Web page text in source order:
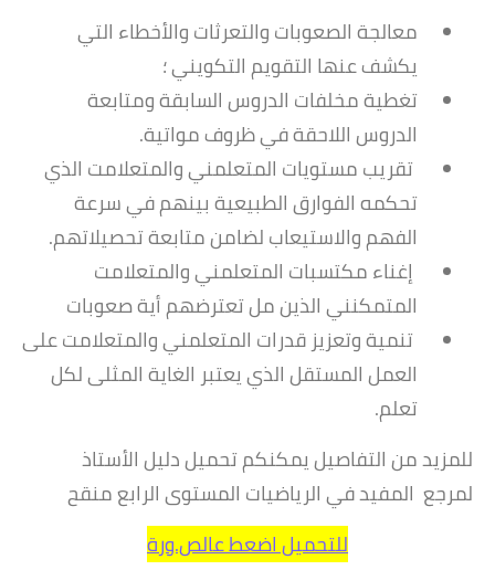
معالجة الصعوبات والتعرثات والأخطاء التي
يكشف عنها التقويم التكويني ؛
تغطية مخلفات الدروس السابقة ومتابعة
الدروس اللاحقة في ظروف مواتية.
تقريب مستويات المتعلمني والمتعلامت الذي
تحكمه الفوارق الطبيعية بينهم في سرعة
الفهم والاستيعاب لضامن متابعة تحصيلاتهم.
إغناء مكتسبات المتعلمني والمتعلامت
المتمكنني الذين مل تعترضهم أية صعوبات
تنمية وتعزيز قدرات المتعلمني والمتعلامت على
العمل المستقل الذي يعتبر الغاية المثلى لكل
تعلم.
للمزيد من التفاصيل يمكنكم تحميل دليل الأستاذ
لمرجع المفيد في الرياضيات المستوى الرابع منقح
للتحميل اضعط عالص.ورة